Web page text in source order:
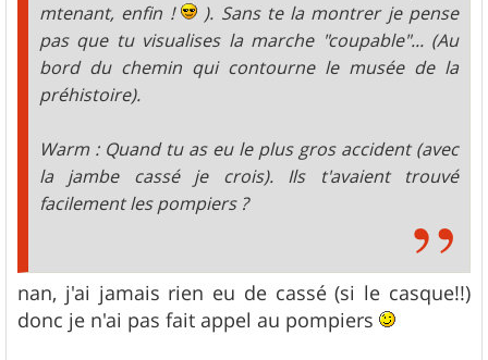
mtenant, enfin !
). Sans te la montrer je pense
pas que tu visualises la marche "coupable"... (Au
bord du chemin qui contourne le musée de la
préhistoire).
Warm : Quand tu as eu le plus gros accident (avec
la jambe cassé je crois). Ils t'avaient trouvé
facilement les pompiers ?
nan, j'ai jamais rien eu de cassé (si le casque!!)
donc je n'ai pas fait appel au pompiers